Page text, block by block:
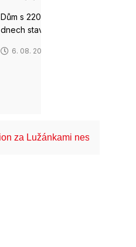
Dům s 220 byty začala v těchto
dnech stavět v…
6. 08. 2026
za Lužánkami nesmí mít dle